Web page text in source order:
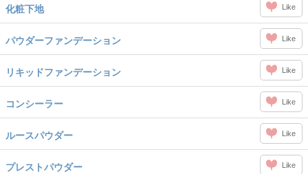
化粧下地 Like
パウダーファンデーション Like
リキッドファンデーション Like
コンシーラー Like
ルースパウダー Like
プレストパウダー Like